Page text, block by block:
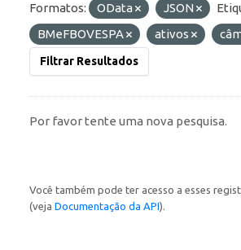
Formatos: OData JSON
BMeFBOVESPA
ativos
Filtrar Resultados
Por favor tente uma nova pesquisa.
Você também pode ter acesso a esses
(veja Documentação da API).